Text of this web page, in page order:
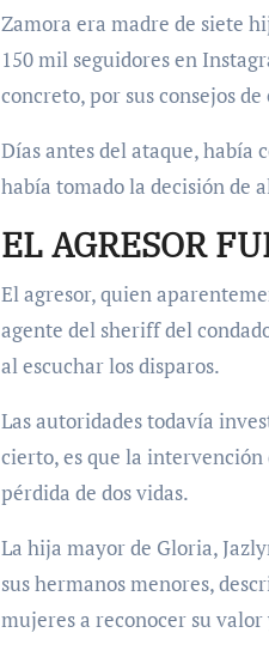
Zamora era madre de siete
150 mil seguidores en
concreto, por sus consejos
Días antes del ataque, había
había tomado la decisión de
EL AGRESOR
El agresor, quien
agente del sheriff del
al escuchar los disparos.
Las autoridades todavía
cierto, es que la
pérdida de dos vidas.
La hija mayor de Gloria,
sus hermanos menores,
mujeres a reconocer su